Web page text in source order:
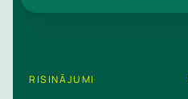
RISINĀJUMI